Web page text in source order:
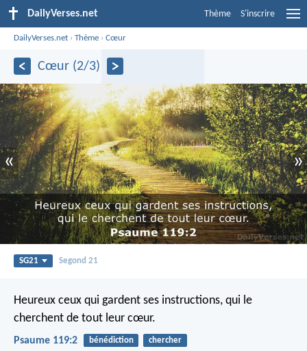
DailyVerses.net Thème S'inscrire
DailyVerses.net ›Thème ›Cœur
Cœur (2/3)
« »
SG21 Segond 21
Heureux ceux qui gardent ses instructions, qui le
cherchent de tout leur cœur.
Psaume 119:2 bénédiction chercher